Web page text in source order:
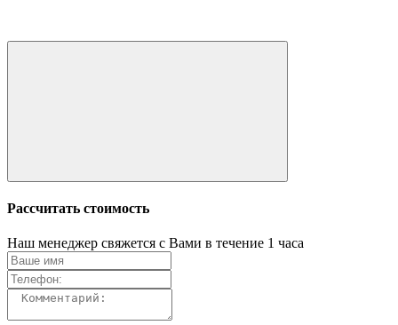
Рассчитать стоимость
Наш менеджер свяжется с Вами в течение 1 часа